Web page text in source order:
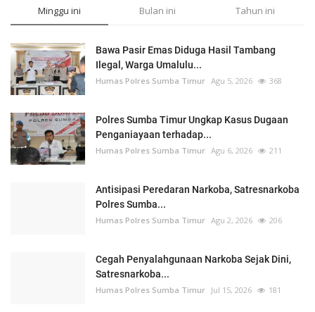
Minggu ini Bulan ini Tahun ini
Bawa Pasir Emas Diduga Hasil Tambang
Ilegal, Warga Umalulu...
Humas Polres Sumba Timur Agu 5, 2026 368
Polres Sumba Timur Ungkap Kasus Dugaan
Penganiayaan terhadap...
Humas Polres Sumba Timur Agu 6, 2026 211
Antisipasi Peredaran Narkoba, Satresnarkoba
Polres Sumba...
Humas Polres Sumba Timur Agu 2, 2026 206
Cegah Penyalahgunaan Narkoba Sejak Dini,
Satresnarkoba...
Humas Polres Sumba Timur Jul 15, 2026 181